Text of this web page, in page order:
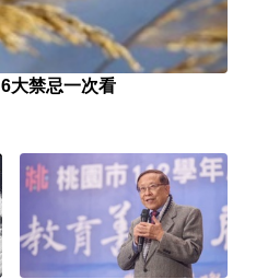
立秋到！4生肖健康亮紅燈 6大禁忌一次看